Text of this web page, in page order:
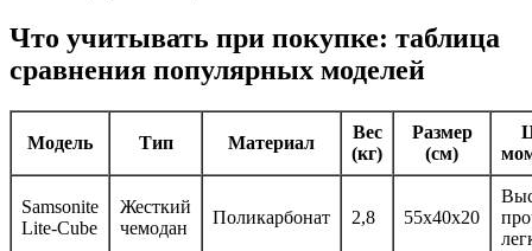
Что учитывать при покупке: таблица
сравнения популярных моделей
Модель Тип Материал
Вес
(кг)
Размер
(см)
Samsonite
Lite-Cube
Жесткий
чемодан
Поликарбонат 2,8 55x40x20